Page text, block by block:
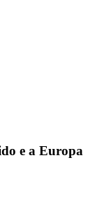
e a Europa